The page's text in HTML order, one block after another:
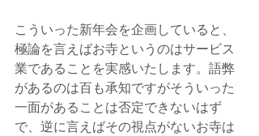
こういった新年会を企画していると、
極論を言えばお寺というのはサービス
業であることを実感いたします。語弊
があるのは百も承知ですがそういった
一面があることは否定できないはず
で、逆に言えばその視点がないお寺は